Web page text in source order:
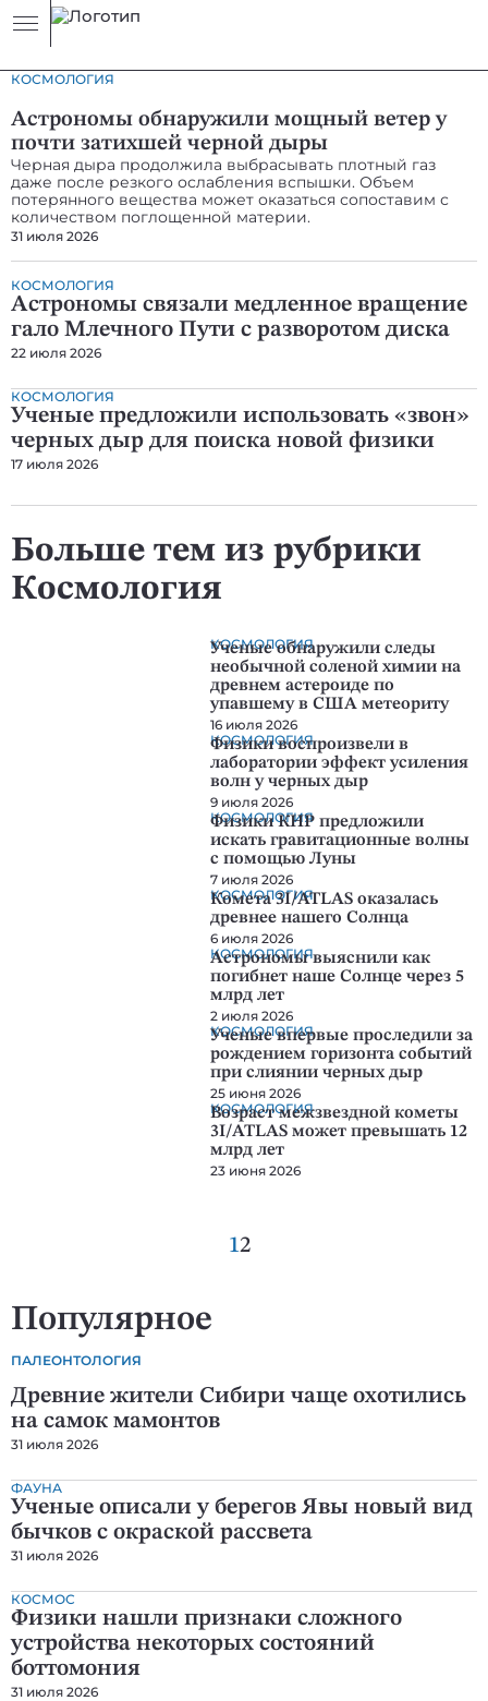
Космология
Космос
КОСМОЛОГИЯ
Астрономы обнаружили мощный ветер у
почти затихшей черной дыры
Черная дыра продолжила выбрасывать плотный газ
даже после резкого ослабления вспышки. Объем
потерянного вещества может оказаться сопоставим с
количеством поглощенной материи.
31 июля 2026
КОСМОЛОГИЯ
Астрономы связали медленное вращение
гало Млечного Пути с разворотом диска
22 июля 2026
КОСМОЛОГИЯ
Ученые предложили использовать «звон»
черных дыр для поиска новой физики
17 июля 2026
Больше тем из рубрики
Космология
КОСМОЛОГИЯ
Ученые обнаружили следы
необычной соленой химии на
древнем астероиде по
упавшему в США метеориту
16 июля 2026
КОСМОЛОГИЯ
Физики воспроизвели в
лаборатории эффект усиления
волн у черных дыр
9 июля 2026
КОСМОЛОГИЯ
Физики КНР предложили
искать гравитационные волны
с помощью Луны
7 июля 2026
КОСМОЛОГИЯ
Комета 3I/ATLAS оказалась
древнее нашего Солнца
6 июля 2026
КОСМОЛОГИЯ
Астрономы выяснили как
погибнет наше Солнце через 5
млрд лет
2 июля 2026
КОСМОЛОГИЯ
Ученые впервые проследили за
рождением горизонта событий
при слиянии черных дыр
25 июня 2026
КОСМОЛОГИЯ
Возраст межзвездной кометы
3I/ATLAS может превышать 12
млрд лет
23 июня 2026
12
Популярное
ПАЛЕОНТОЛОГИЯ
Древние жители Сибири чаще охотились
на самок мамонтов
31 июля 2026
ФАУНА
Ученые описали у берегов Явы новый вид
бычков с окраской рассвета
31 июля 2026
КОСМОС
Физики нашли признаки сложного
устройства некоторых состояний
боттомония
31 июля 2026